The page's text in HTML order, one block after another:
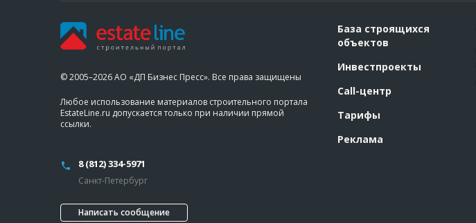
© 2005–2026 АО «ДП Бизнес Пресс». Все права защищены
Любое использование материалов строительного портала
EstateLine.ru допускается только при наличии прямой
ссылки.
8 (812) 334-5971
Санкт-Петербург
Написать сообщение
База строящихся
объектов
Инвестпроекты
Call-центр
Тарифы
Реклама